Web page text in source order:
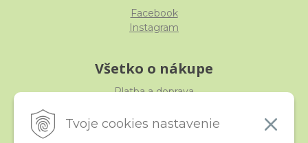
Tvoje cookies nastavenie
Facebook
Instagram
Všetko o nákupe
Platba a doprava
Obchodné podmienky